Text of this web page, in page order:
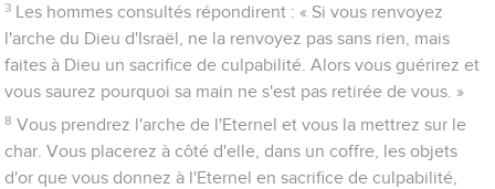
3
Les hommes consultés répondirent : « Si vous renvoyez
l'arche du Dieu d'Israël, ne la renvoyez pas sans rien, mais
faites à Dieu un sacrifice de culpabilité. Alors vous guérirez et
vous saurez pourquoi sa main ne s'est pas retirée de vous. »
8 Vous prendrez l'arche de l'Eternel et vous la mettrez sur le
char. Vous placerez à côté d'elle, dans un coffre, les objets
d'or que vous donnez à l'Eternel en sacrifice de culpabilité,